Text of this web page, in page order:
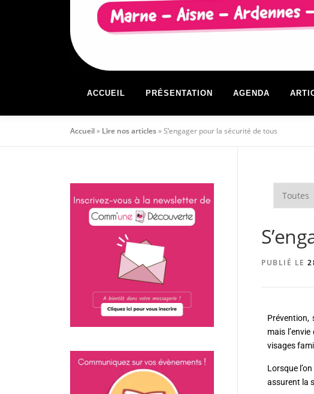
ACCUEIL PRÉSENTATION AGENDA
Accueil» Lire nos articles»S’engager pour la sécurité de tous
PUBLIÉ LE
Prévention,
mais
visages
Lorsque
assurent la